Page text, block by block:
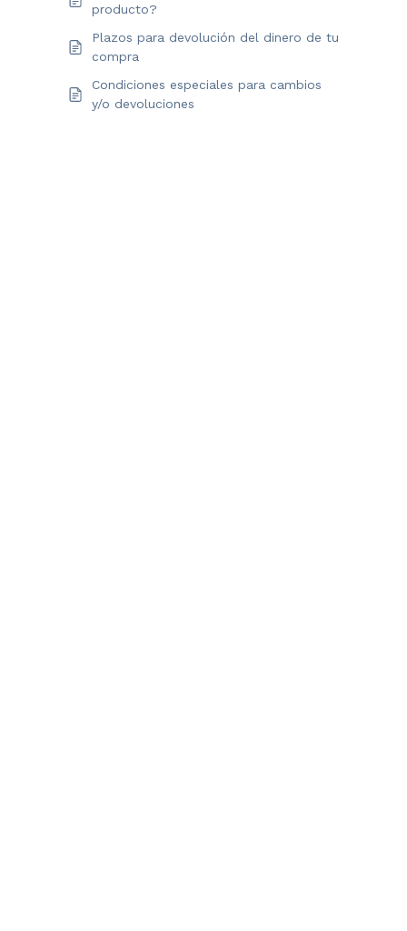
producto?
Plazos para devolución del dinero de tu
compra
Condiciones especiales para cambios
y/o devoluciones